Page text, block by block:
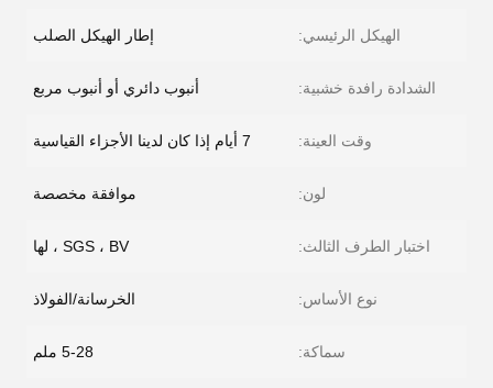
الهيكل الرئيسي: إطار الهيكل الصلب
الشدادة رافدة خشبية: أنبوب دائري أو أنبوب مربع
وقت العينة: 7 أيام إذا كان لدينا الأجزاء القياسية
لون: موافقة مخصصة
اختبار الطرف الثالث: SGS ، BV ، لها
نوع الأساس: الخرسانة/الفولاذ
سماكة: 5-28 ملم